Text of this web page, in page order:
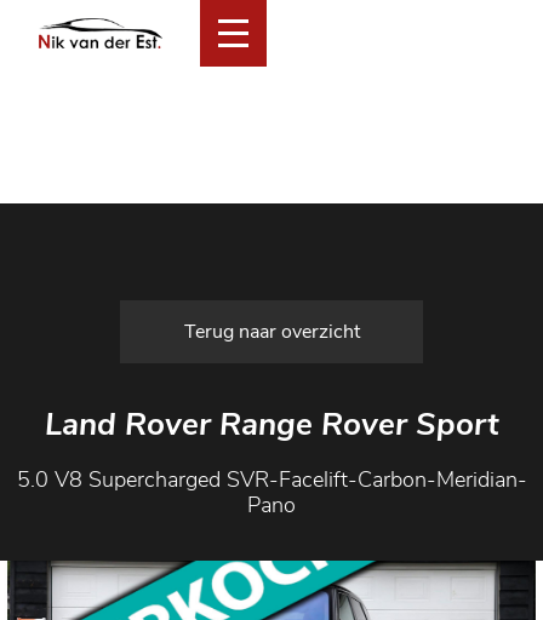
Collectie
Financial Lease Aanbod
Terug naar overzicht
Land Rover Range Rover Sport
5.0 V8 Supercharged SVR-Facelift-Carbon-Meridian-
Pano